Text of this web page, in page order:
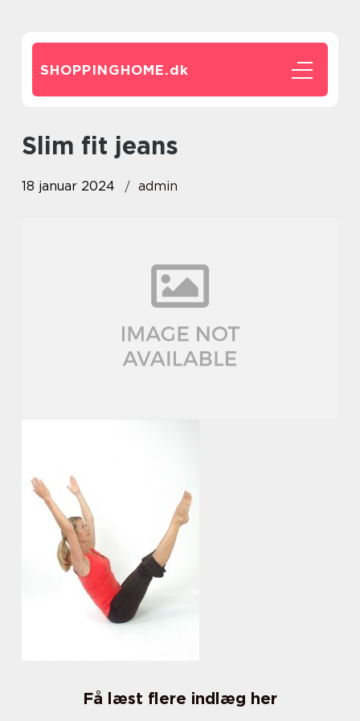
SHOPPINGHOME.dk
slim fit jeans
18 januar 2024 admin
Få læst flere indlæg her